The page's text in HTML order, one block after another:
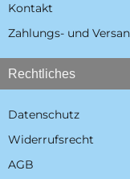
Kontakt
Zahlungs- und
Rechtliches
Datenschutz
Widerrufsrecht
AGB